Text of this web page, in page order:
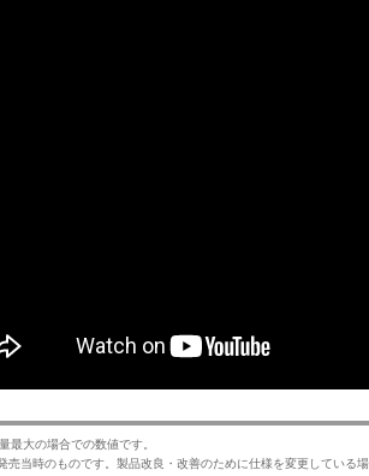
最大の場合での数値です。
売当時のものです。製品改良・改善のために仕様を変更している